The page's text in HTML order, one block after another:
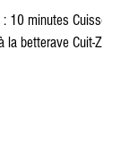
10 minutes Cuisson :
betterave Cuit-Ziné-